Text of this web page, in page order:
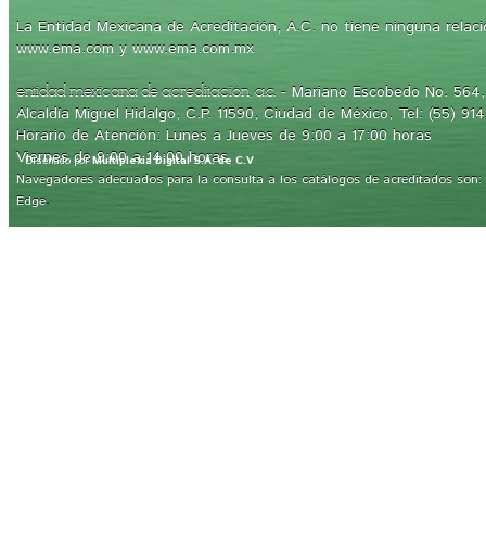
La Entidad Mexicana de Acreditación, A.C. no tiene ninguna
www.ema.com y www.ema.com.mx
entidad mexicana de acreditación, a.c. - Mariano Escobedo No.
Alcaldía Miguel Hidalgo, C.P. 11590, Ciudad de México, Tel: (55)
Horario de Atención: Lunes a Jueves de 9:00 a 17:00 horas
Viernes de 9:00 a 14:00 horas
Navegadores adecuados para la consulta a los catálogos de acreditados
Edge.
Diseñado porMultiplexia Digital S.A. de C.V